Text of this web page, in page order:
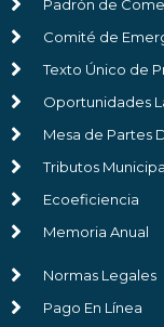
Padrón de
Comité de
Texto Único de
Oportunidades
Mesa de Partes
Tributos
Ecoeficiencia
Memoria Anual
Normas Legales
Pago En Línea